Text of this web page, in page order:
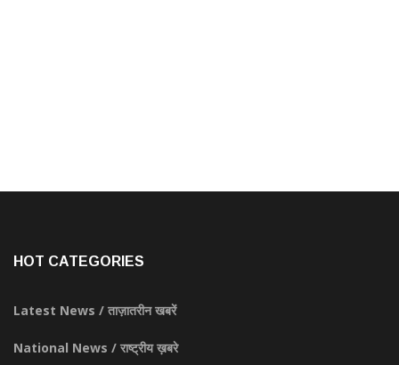
HOT CATEGORIES
Latest News / ताज़ातरीन खबरें
National News / राष्ट्रीय ख़बरे